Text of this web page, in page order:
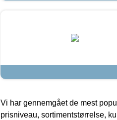
Vi har gennemgået de mest
prisniveau, sortimentstørrelse,